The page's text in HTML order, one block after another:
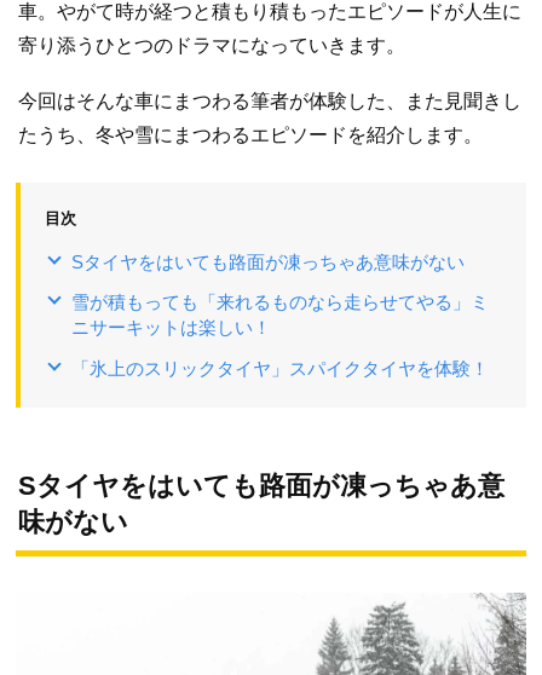
車。やがて時が経つと積もり積もったエピソードが人生に
寄り添うひとつのドラマになっていきます。
今回はそんな車にまつわる筆者が体験した、また見聞きし
たうち、冬や雪にまつわるエピソードを紹介します。
目次
Sタイヤをはいても路面が凍っちゃあ意味がない
雪が積もっても「来れるものなら走らせてやる」ミ
ニサーキットは楽しい！
「氷上のスリックタイヤ」スパイクタイヤを体験！
Sタイヤをはいても路面が凍っちゃあ意
味がない